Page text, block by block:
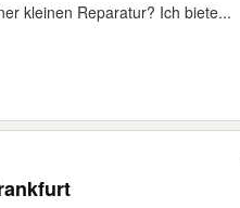
kleinen Reparatur? Ich biete...